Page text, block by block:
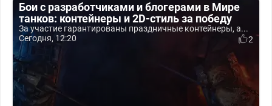
Бои с разработчиками и блогерами в Мире
танков: контейнеры и 2D-стиль за победу
За участие гарантированы праздничные контейнеры, а...
Сегодня, 12:20
2